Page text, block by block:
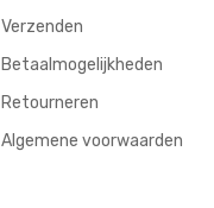
Verzenden
Betaalmogelijkheden
Retourneren
Algemene voorwaarden